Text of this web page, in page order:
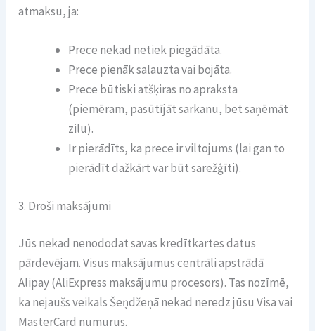
atmaksu, ja:
Prece nekad netiek piegādāta.
Prece pienāk salauzta vai bojāta.
Prece būtiski atšķiras no apraksta
(piemēram, pasūtījāt sarkanu, bet saņēmāt
zilu).
Ir pierādīts, ka prece ir viltojums (lai gan to
pierādīt dažkārt var būt sarežģīti).
3. Droši maksājumi
Jūs nekad nenododat savas kredītkartes datus
pārdevējam. Visus maksājumus centrāli apstrādā
Alipay (AliExpress maksājumu procesors). Tas nozīmē,
ka nejaušs veikals Šeņdžeņā nekad neredz jūsu Visa vai
MasterCard numurus.